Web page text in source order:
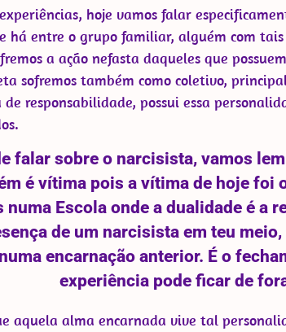
hoje vamos falar
há entre o grupo familiar, alguém com
a ação nefasta daqueles que
sofremos também como coletivo,
de responsabilidade, possui essa
falar sobre o narcisista, vamos
é vítima pois a vítima de hoje foi
numa Escola onde a dualidade é a
de um narcisista em teu
encarnação anterior. É o
experiência pode ficar de
aquela alma encarnada vive tal